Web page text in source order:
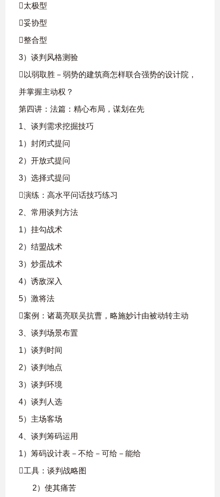
太极型
妥协型
整合型
3）谈判风格测验
以弱取胜－弱势的建筑商怎样联合强势的设计院，
并掌握主动权？
第四讲：法篇：精心布局，谋划在先
1、谈判需求挖掘技巧
1）封闭式提问
2）开放式提问
3）选择式提问
演练：高水平问话技巧练习
2、常用谈判方法
1）挂勾战术
2）结盟战术
3）炒蛋战术
4）诱敌深入
5）激将法
案例：诸葛亮联吴抗曹，略施妙计由被动转主动
3、谈判场景布置
1）谈判时间
2）谈判地点
3）谈判环境
4）谈判人选
5）主场客场
4、谈判筹码运用
1）筹码设计表－不给－可给－能给
工具：谈判战略图
2）使其痛苦